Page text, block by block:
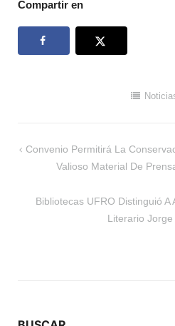
Compartir en
Navegación
Convenio Permitirá La
Valioso Material De
Bibliotecas UFRO Distinguió
Literario Jorge